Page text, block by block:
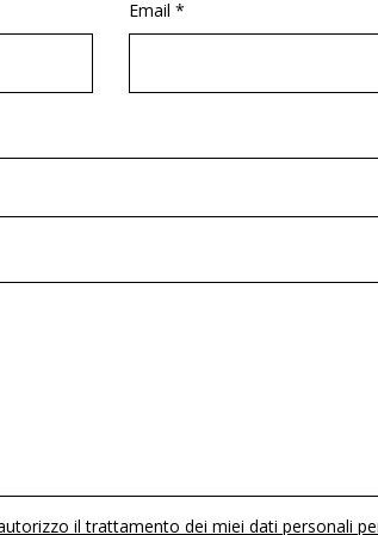
Email *
il trattamento dei miei dati personali